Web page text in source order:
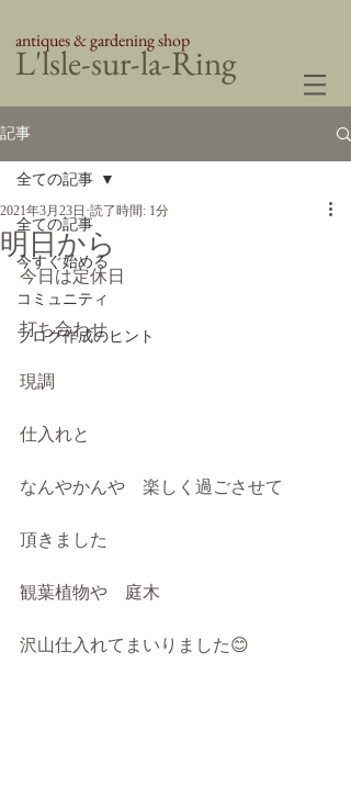
​L'lsle-sur-la-Ring
antiques & gardening shop
記事
全ての記事
今すぐ始める
コミュニティ
ブログ作成のヒント
全ての記事
明日から
2021年3月23日 読了時間: 1分
今日は定休日
打ち合わせ
現調
仕入れと
なんやかんや　楽しく過ごさせて
頂きました
観葉植物や　庭木
沢山仕入れてまいりました😊